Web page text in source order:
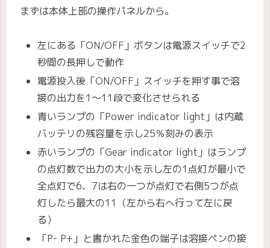
まずは本体上部の操作パネルから。
左にある「ON/OFF」ボタンは電源スイッチで2
秒間の長押しで動作
電源投入後「ON/OFF」スイッチを押す事で溶
接の出力を1〜11段で変化させられる
青いランプの「Power indicator light」は内蔵
バッテリの残容量を示し25％刻みの表示
赤いランプの「Gear indicator light」はランプ
の点灯数で出力の大小を示し左の1点灯が最小で
全点灯で6、7は右の一つが点灯で右側5つが点
灯したら最大の11（左から右へ行って左に戻
る）
「P- P+」と書かれた金色の端子は溶接ペンの接